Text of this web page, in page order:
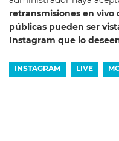
retransmisiones en vivo
públicas pueden ser
Instagram que lo
INSTAGRAM LIVE